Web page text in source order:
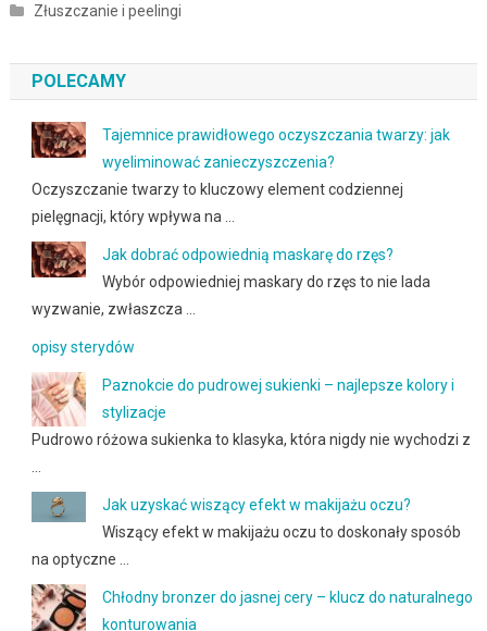
Złuszczanie i peelingi
POLECAMY
Tajemnice prawidłowego oczyszczania twarzy: jak
wyeliminować zanieczyszczenia?
Oczyszczanie twarzy to kluczowy element codziennej
pielęgnacji, który wpływa na …
Jak dobrać odpowiednią maskarę do rzęs?
Wybór odpowiedniej maskary do rzęs to nie lada
wyzwanie, zwłaszcza …
opisy sterydów
Paznokcie do pudrowej sukienki – najlepsze kolory i
stylizacje
Pudrowo różowa sukienka to klasyka, która nigdy nie wychodzi z
Jak uzyskać wiszący efekt w makijażu oczu?
Wiszący efekt w makijażu oczu to doskonały sposób
na optyczne …
Chłodny bronzer do jasnej cery – klucz do naturalnego
konturowania